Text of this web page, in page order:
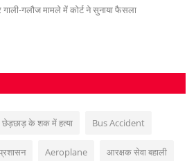
गाली-गलौज मामले में कोर्ट ने सुनाया फैसला
छेड़छाड़ के शक में हत्या Bus Accident
Aeroplane आरक्षक सेवा बहाली